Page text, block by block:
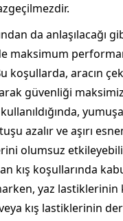
da anlaşılacağı
maksimum
koşullarda, aracın
güvenliği
azalır ve aşırı
olumsuz
kış koşullarında
yaz lastiklerinin
kış lastiklerinin